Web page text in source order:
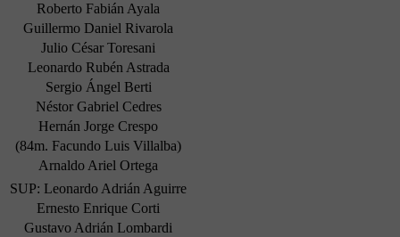
Roberto Fabián Ayala
Guillermo Daniel Rivarola
Julio César Toresani
Leonardo Rubén Astrada
Sergio Ángel Berti
Néstor Gabriel Cedres
Hernán Jorge Crespo
(84m. Facundo Luis Villalba)
Arnaldo Ariel Ortega
SUP: Leonardo Adrián Aguirre
Ernesto Enrique Corti
Gustavo Adrián Lombardi